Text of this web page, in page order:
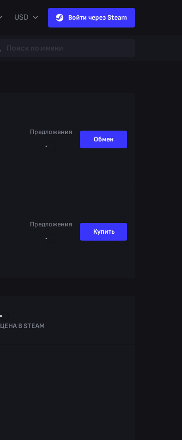
USD
Войти через Steam
Предложения
Обмен
Предложения
Купить
ЦЕНА В STEAM